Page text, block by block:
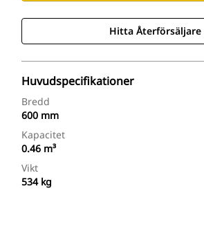
Hitta Återförsäljare
Huvudspecifikationer
Bredd
600 mm
Kapacitet
0.46 m³
Vikt
534 kg